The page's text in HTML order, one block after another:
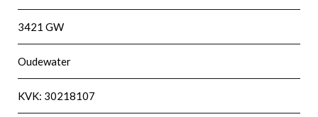
3421 GW
Oudewater
KVK: 30218107